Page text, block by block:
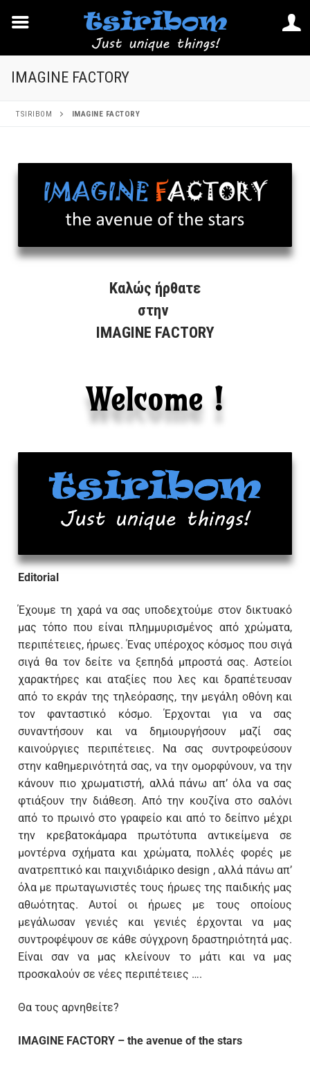
IMAGINE FACTORY
TSIRIBOM IMAGINE FACTORY
Καλώς ήρθατε
στην
IMAGINE FACTORY
Welcome !
Editorial
Έχουμε τη χαρά να σας υποδεχτούμε στον δικτυακό
μας τόπο που είναι πλημμυρισμένος από χρώματα,
περιπέτειες, ήρωες. Ένας υπέροχος κόσμος που σιγά
σιγά θα τον δείτε να ξεπηδά μπροστά σας. Αστείοι
χαρακτήρες και αταξίες που λες και δραπέτευσαν
από το εκράν της τηλεόρασης, την μεγάλη οθόνη και
τον φανταστικό κόσμο. Έρχονται για να σας
συναντήσουν και να δημιουργήσουν μαζί σας
καινούργιες περιπέτειες. Να σας συντροφεύσουν
στην καθημερινότητά σας, να την ομορφύνουν, να την
κάνουν πιο χρωματιστή, αλλά πάνω απ’ όλα να σας
φτιάξουν την διάθεση. Από την κουζίνα στο σαλόνι
από το πρωινό στο γραφείο και από το δείπνο μέχρι
την κρεβατοκάμαρα πρωτότυπα αντικείμενα σε
μοντέρνα σχήματα και χρώματα, πολλές φορές με
ανατρεπτικό και παιχνιδιάρικο design , αλλά πάνω απ’
όλα με πρωταγωνιστές τους ήρωες της παιδικής μας
αθωότητας. Αυτοί οι ήρωες με τους οποίους
μεγάλωσαν γενιές και γενιές έρχονται να μας
συντροφέψουν σε κάθε σύγχρονη δραστηριότητά μας.
Είναι σαν να μας κλείνουν το μάτι και να μας
προσκαλούν σε νέες περιπέτειες ….
Θα τους αρνηθείτε?
IMAGINE FACTORY – the avenue of the stars